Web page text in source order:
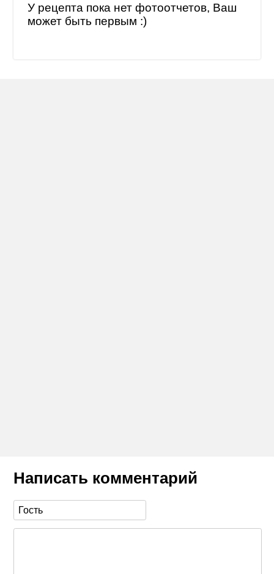
У рецепта пока нет фотоотчетов, Ваш
может быть первым :)
Написать комментарий